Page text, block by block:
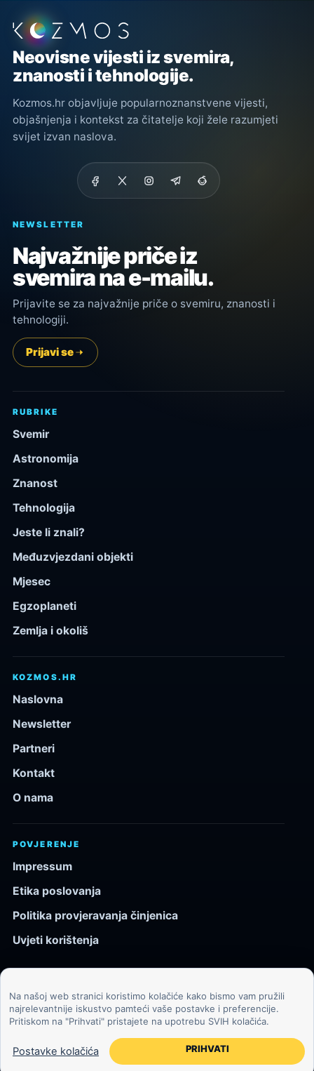
Podnožje stranice
Neovisne vijesti iz svemira,
znanosti i tehnologije.
Kozmos.hr objavljuje popularnoznanstvene vijesti,
objašnjenja i kontekst za čitatelje koji žele razumjeti
svijet izvan naslova.
NEWSLETTER
Najvažnije priče iz
svemira na e-mailu.
Prijavite se za najvažnije priče o svemiru, znanosti i
tehnologiji.
Prijavi se
RUBRIKE
Svemir
Astronomija
Znanost
Tehnologija
Jeste li znali?
Međuzvjezdani objekti
Mjesec
Egzoplaneti
Zemlja i okoliš
KOZMOS.HR
Naslovna
Newsletter
Partneri
Kontakt
O nama
POVJERENJE
Impressum
Etika poslovanja
Politika provjeravanja činjenica
Uvjeti korištenja
© 2026 Kozmos.hr. Sva prava pridržana.
Svemir, znanost, tehnologija i velike ideje za znatiželjne
čitatelje.
Na našoj web stranici koristimo kolačiće kako bismo vam pružili
najrelevantnije iskustvo pamteći vaše postavke i preferencije.
Pritiskom na "Prihvati" pristajete na upotrebu SVIH kolačića.
Postavke kolačića PRIHVATI